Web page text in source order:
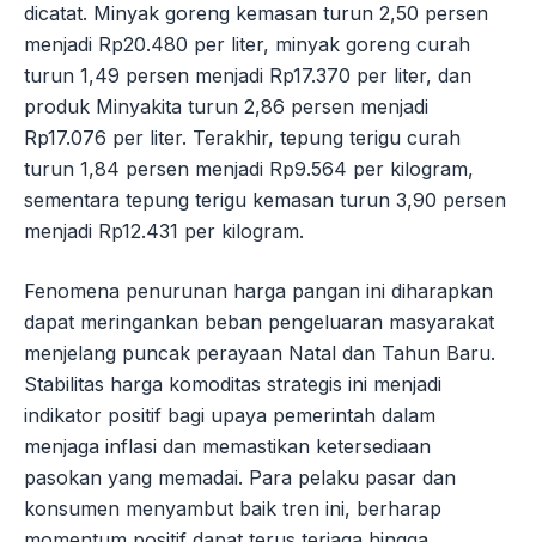
dicatat. Minyak goreng kemasan turun 2,50 persen
menjadi Rp20.480 per liter, minyak goreng curah
turun 1,49 persen menjadi Rp17.370 per liter, dan
produk Minyakita turun 2,86 persen menjadi
Rp17.076 per liter. Terakhir, tepung terigu curah
turun 1,84 persen menjadi Rp9.564 per kilogram,
sementara tepung terigu kemasan turun 3,90 persen
menjadi Rp12.431 per kilogram.
Fenomena penurunan harga pangan ini diharapkan
dapat meringankan beban pengeluaran masyarakat
menjelang puncak perayaan Natal dan Tahun Baru.
Stabilitas harga komoditas strategis ini menjadi
indikator positif bagi upaya pemerintah dalam
menjaga inflasi dan memastikan ketersediaan
pasokan yang memadai. Para pelaku pasar dan
konsumen menyambut baik tren ini, berharap